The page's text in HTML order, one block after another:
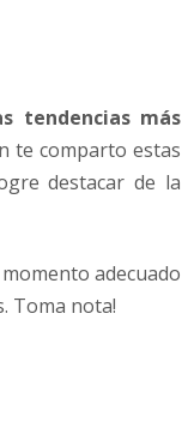
tendencias más
te comparto estas
destacar de la
adecuado
Toma nota!